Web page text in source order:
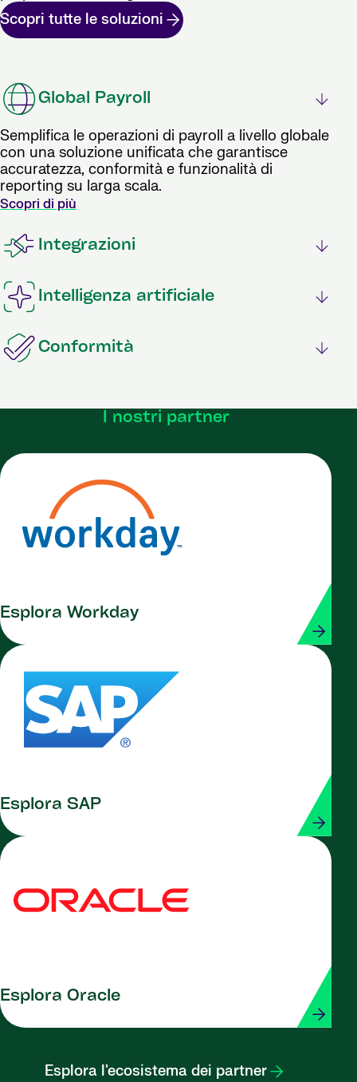
Scopri tutte le soluzioni
Global Payroll
Semplifica le operazioni di payroll a livello globale
con una soluzione unificata che garantisce
accuratezza, conformità e funzionalità di
reporting su larga scala.
Scopri di più
Integrazioni
Intelligenza artificiale
Conformità
I nostri partner
Esplora Workday
Esplora SAP
Esplora Oracle
Esplora l'ecosistema dei partner